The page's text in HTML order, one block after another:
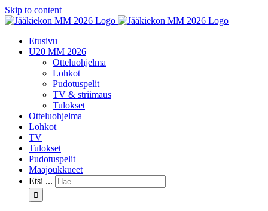
Skip to content
Etusivu
U20 MM 2026
Otteluohjelma
Lohkot
Pudotuspelit
TV & striimaus
Tulokset
Otteluohjelma
Lohkot
TV
Tulokset
Pudotuspelit
Maajoukkueet
Etsi ...